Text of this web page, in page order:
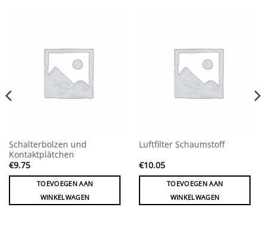
Schalterbolzen und
Kontaktplätchen
€9.75
TOEVOEGEN AAN
WINKELWAGEN
Luftfilter Schaumstoff
€10.05
TOEVOEGEN AAN
WINKELWAGEN